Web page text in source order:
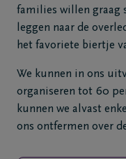
families willen graag
leggen naar de
het favoriete biertje
We kunnen in ons
organiseren tot 60
kunnen we alvast
ons ontfermen over